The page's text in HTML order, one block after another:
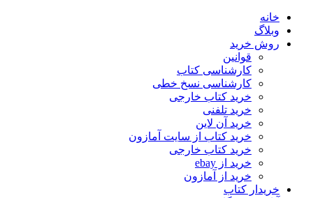
خانه
وبلاگ
روش خرید
قوانین
کارشناسی کتاب
کارشناسی نسخ خطی
خرید کتاب خارجی
خرید تلفنی
خرید آن لاین
خرید کتاب از سایت آمازون
خرید کتاب خارجی
خرید از ebay
خرید از آمازون
خریدار کتاب